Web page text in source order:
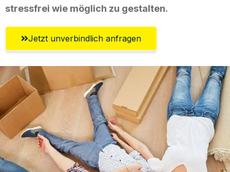
stressfrei wie möglich zu gestalten.
Jetzt unverbindlich anfragen